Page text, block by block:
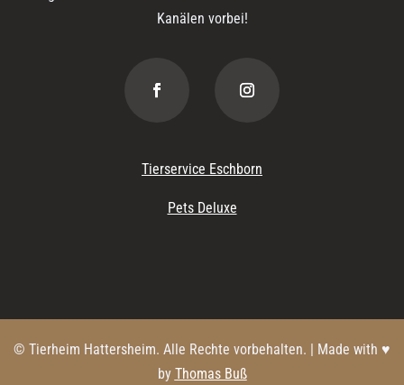
Kanälen vorbei!
Tierservice Eschborn
Pets Deluxe
© Tierheim Hattersheim. Alle Rechte vorbehalten. | Made with ♥
by Thomas Buß